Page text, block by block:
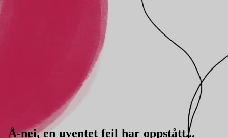
Å-nei, en uventet feil har oppstått...